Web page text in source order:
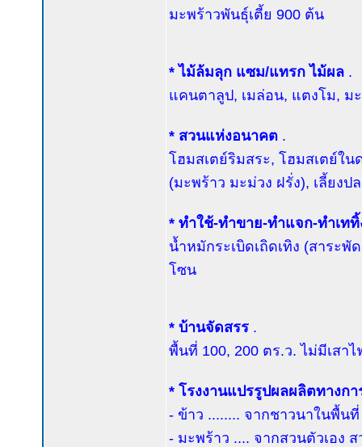
มะพร้าวพันธุ์เตี้ย 900 ต้น
* ไม้ล้มลุก แซม/แทรก ไม้ผล .
แคนตาลูป, เมล่อน, แตงโม, ม
* สวนแห่งอนาคต .
โฮมสเตย์ริมสระ, โฮมสเตย์ใ
(มะพร้าว มะม่วง ฝรั่ง), เลี้ยง
* ทำใช้-ทำขาย-ทำแจก-ทำเท
น้ำหมักระเบิดเถิดเทิง (สาระ
โซน
* บ้านจัดสรร .
พื้นที่ 100, 200 ตร.ว. ไม่มีเสา
* โรงงานแปรรูปผลผลิตทางก
- ข้าว ........ จากชาวนาในพื้นที่
- มะพร้าว .... จากสวนตัวเอง